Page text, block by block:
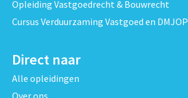
Opleiding Vastgoedrecht & Bouwrecht
Cursus Verduurzaming Vastgoed en DMJOP
Direct naar
Alle opleidingen